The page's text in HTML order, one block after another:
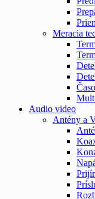
Meracia
Audio video
Antény a